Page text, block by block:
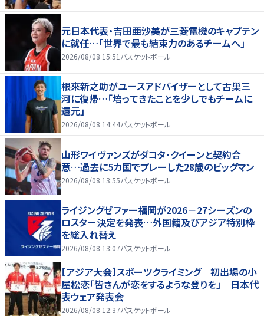
元日本代表・吉田亜沙美が三菱電機のキャプテン
に就任…「世界で最も結束力のあるチームへ」
2026/08/08 15:51 バスケットボール
根來新之助がユースアドバイザーとして古巣三
河に復帰…「培ってきたことを少しでもチームに
還元」
2026/08/08 14:44バスケットボール
山形ワイヴァンズがダコタ・クイーンと契約合
意…過去に5カ国でプレーした28歳のビッグマン
2026/08/08 13:55バスケットボール
ライジングゼファー福岡が2026－27シーズンの
ロスター決定を発表…外国籍及びアジア特別枠
を総入れ替え
2026/08/08 13:07バスケットボール
【アジア大会】スポーツクライミング 初出場の小
屋松恋「皆さんが恋をするような登りを」 日本代
表ウェア発表会
2026/08/08 12:37バスケットボール